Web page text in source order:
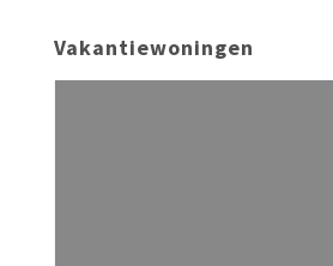
Vakantiewoningen